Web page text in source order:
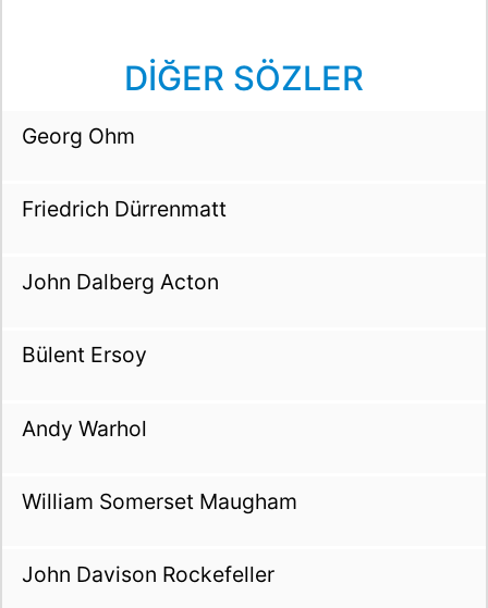
DİĞER SÖZLER
Georg Ohm
Friedrich Dürrenmatt
John Dalberg Acton
Bülent Ersoy
Andy Warhol
William Somerset Maugham
John Davison Rockefeller